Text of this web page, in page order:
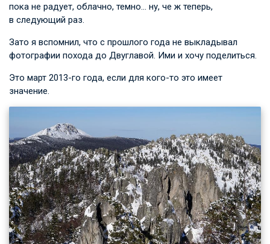
пока не радует, облачно, темно… ну, че ж теперь,
в следующий раз.
Зато я вспомнил, что с прошлого года не выкладывал
фотографии похода до Двуглавой. Ими и хочу поделиться.
Это март 2013-го года, если для кого-то это имеет
значение.